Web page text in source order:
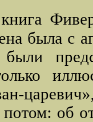
была с
были
об